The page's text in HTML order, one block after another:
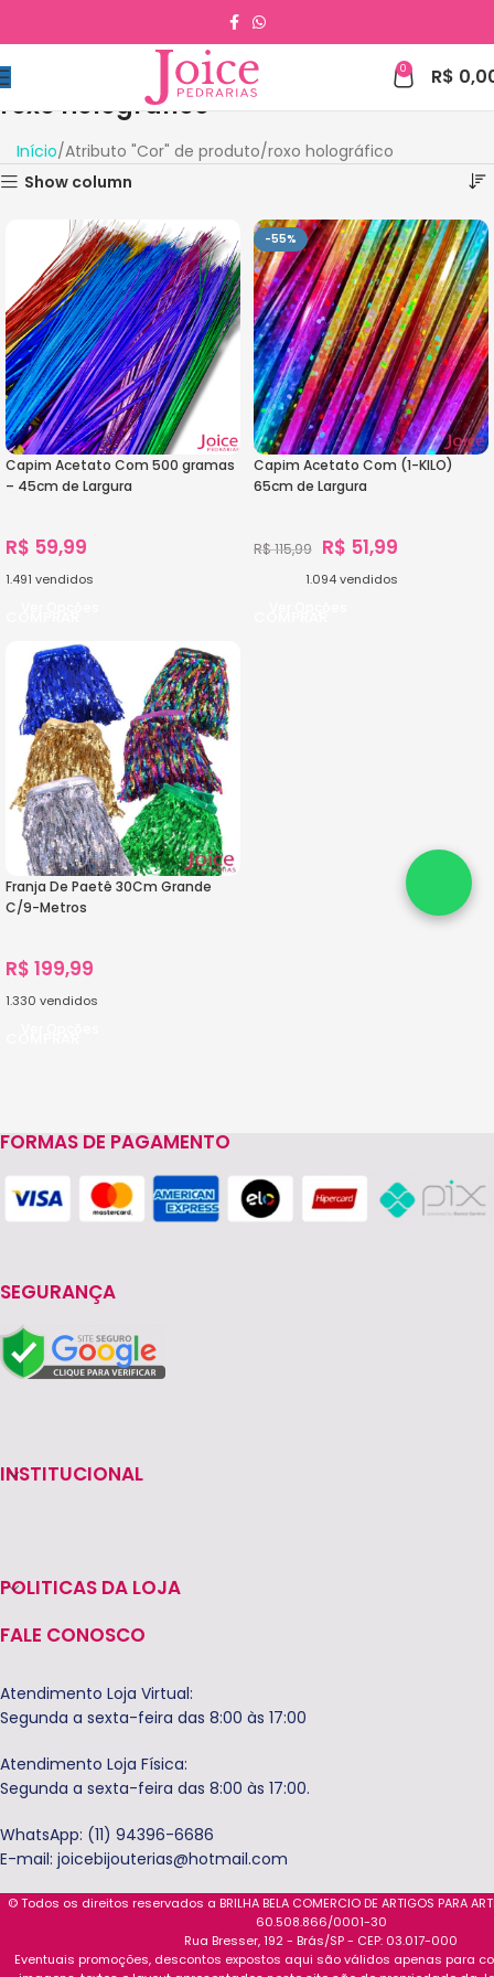
0 R$
roxo holográfico
Início Atributo "Cor" de produto roxo holográfico
Show column
Capim Acetato Com 500 gramas
– 45cm de Largura
R$ 59,99
1.491 vendidos
-55%
Capim Acetato Com (1-KILO)
65cm de Largura
R$115,99 R$ 51,99
1.094vendidos
Franja De Paetê 30Cm Grande
C/9-Metros
R$ 199,99
1.330 vendidos
FORMAS DE PAGAMENTO
SEGURANÇA
INSTITUCIONAL
POLITICAS DA LOJA
FALE CONOSCO
Atendimento Loja Virtual:
Segunda a sexta-feira das 8:00 às 17:00
Atendimento Loja Física:
Segunda a sexta-feira das 8:00 às 17:00.
WhatsApp: (11) 94396-6686
E-mail: joicebijouterias@hotmail.com
© Todos os direitos reservados a BRILHA BELA COMERCIO DE ARTIGOS PARA
60.508.866/0001-30
Rua Bresser, 192 - Brás/SP - CEP: 03.017-000
Eventuais promoções, descontos expostos aqui são válidos apenas para